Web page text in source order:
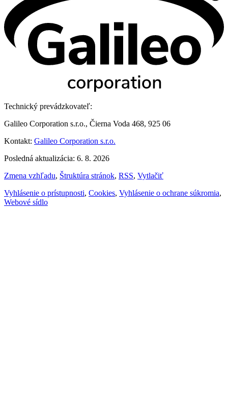
Technický prevádzkovateľ:
Galileo Corporation s.r.o., Čierna Voda 468, 925 06
Kontakt: Galileo Corporation s.r.o.
Posledná aktualizácia: 6. 8. 2026
Zmena vzhľadu, Štruktúra stránok, RSS, Vytlačiť
Vyhlásenie o prístupnosti, Cookies, Vyhlásenie o ochrane súkromia,
Webové sídlo